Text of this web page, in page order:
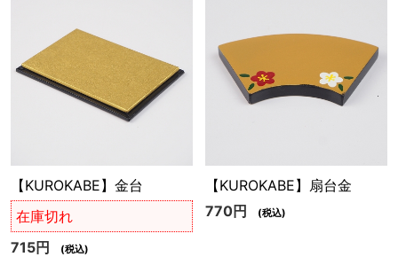
【KUROKABE】金台
在庫切れ
715円
(税込)
【KUROKABE】扇台金
770円
(税込)